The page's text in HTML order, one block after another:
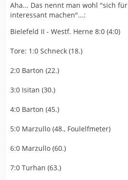
Aha... Das nennt man wohl "sich
interessant machen"...:
Bielefeld II - Westf. Herne 8:0 (4:0)
Tore: 1:0 Schneck (18.)
2:0 Barton (22.)
3:0 Isitan (30.)
4:0 Barton (45.)
5:0 Marzullo (48., Foulelfmeter)
6:0 Marzullo (60.)
7:0 Turhan (63.)